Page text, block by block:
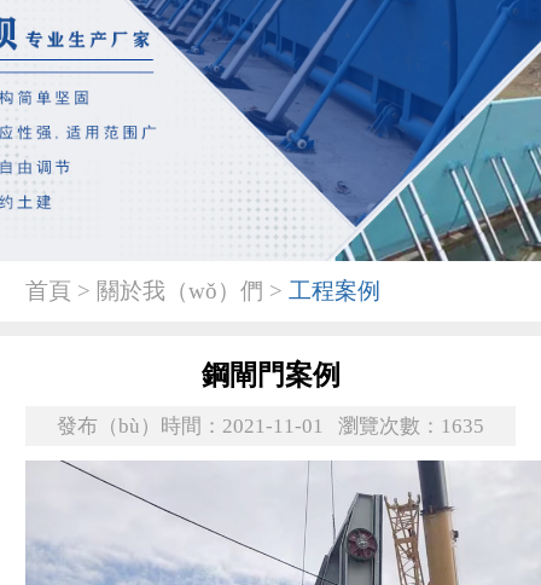
首頁 > 關於我（wǒ）們 > 工程案例
鋼閘門案例
發布（bù）時間：2021-11-01 瀏覽次數：1635